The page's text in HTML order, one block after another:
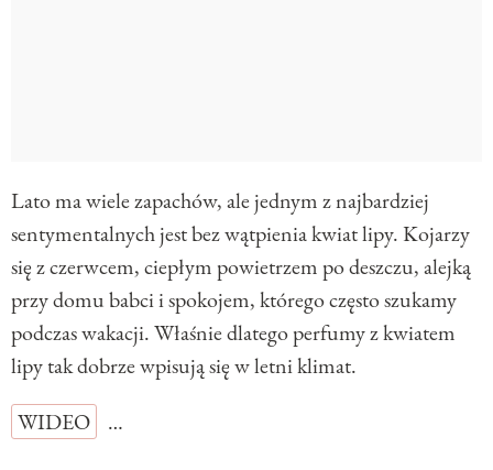
Lato ma wiele zapachów, ale jednym z najbardziej
sentymentalnych jest bez wątpienia kwiat lipy. Kojarzy
się z czerwcem, ciepłym powietrzem po deszczu, alejką
przy domu babci i spokojem, którego często szukamy
podczas wakacji. Właśnie dlatego perfumy z kwiatem
lipy tak dobrze wpisują się w letni klimat.
WIDEO
…